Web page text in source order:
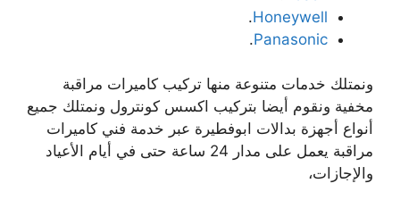
Honeywell
.
Panasonic
.
ونمتلك خدمات متنوعة منها تركيب كاميرات مراقبة
مخفية ونقوم أيضا بتركيب اكسس كونترول ونمتلك جميع
أنواع أجهزة بدالات ابوفطيرة عبر خدمة فني كاميرات
مراقبة يعمل على مدار 24 ساعة حتى في أيام الأعياد
والإجازات،